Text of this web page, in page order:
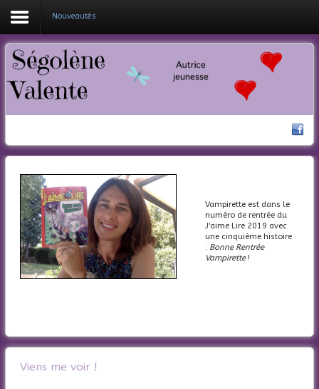
Coucou !
Mes livres
Nouveautés
Actualités
Contacte-moi
Nouveautés
Vampirette est dans le
numéro de rentrée du
J'aime Lire 2019 avec
une cinquième histoire
: Bonne Rentrée
Vampirette!
Viens me voir !